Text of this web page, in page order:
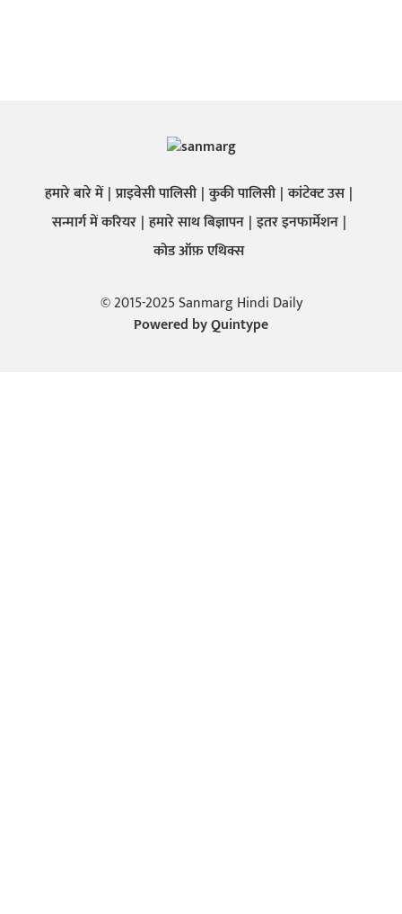
हमारे बारे में प्राइवेसी पालिसी कुकी पालिसी कांटेक्ट उस
सन्मार्ग में करियर हमारे साथ बिज्ञापन इतर इनफार्मेशन
कोड ऑफ़ एथिक्स
© 2015-2025 Sanmarg Hindi Daily
Powered byQuintype